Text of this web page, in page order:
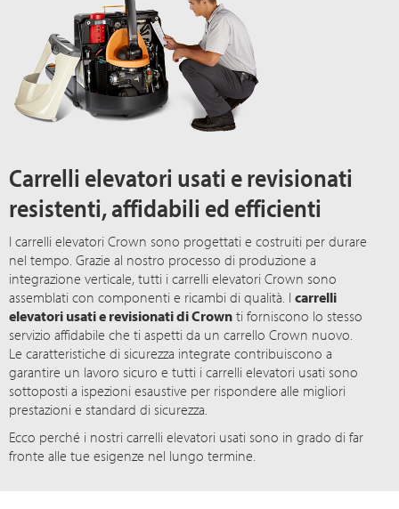
Carrelli elevatori usati e revisionati
resistenti, affidabili ed efficienti
I carrelli elevatori Crown sono progettati e costruiti per durare
nel tempo. Grazie al nostro processo di produzione a
integrazione verticale, tutti i carrelli elevatori Crown sono
assemblati con componenti e ricambi di qualità. Icarrelli
elevatori usati e revisionati di Crown ti forniscono lo stesso
servizio affidabile che ti aspetti da un carrello Crown nuovo.
Le caratteristiche di sicurezza integrate contribuiscono a
garantire un lavoro sicuro e tutti i carrelli elevatori usati sono
sottoposti a ispezioni esaustive per rispondere alle migliori
prestazioni e standard di sicurezza.
Ecco perché i nostri carrelli elevatori usati sono in grado di far
fronte alle tue esigenze nel lungo termine.